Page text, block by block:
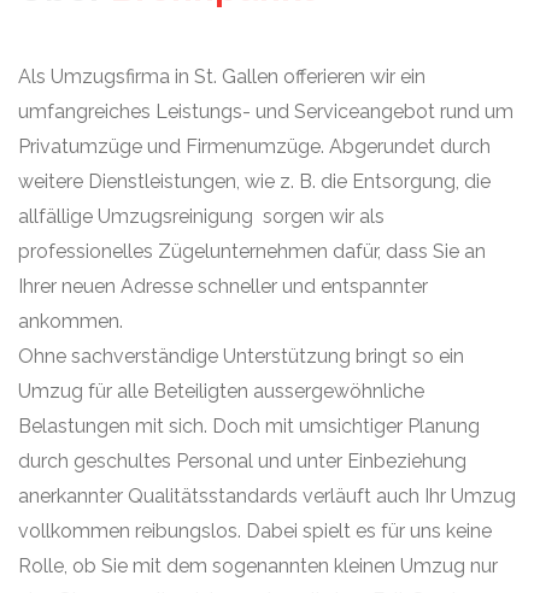
Als Umzugsfirma in St. Gallen offerieren wir ein
umfangreiches Leistungs- und Serviceangebot rund um
Privatumzüge und Firmenumzüge. Abgerundet durch
weitere Dienstleistungen, wie z. B. die Entsorgung, die
allfällige Umzugsreinigung sorgen wir als
professionelles Zügelunternehmen dafür, dass Sie an
Ihrer neuen Adresse schneller und entspannter
ankommen.
Ohne sachverständige Unterstützung bringt so ein
Umzug für alle Beteiligten aussergewöhnliche
Belastungen mit sich. Doch mit umsichtiger Planung
durch geschultes Personal und unter Einbeziehung
anerkannter Qualitätsstandards verläuft auch Ihr Umzug
vollkommen reibungslos. Dabei spielt es für uns keine
Rolle, ob Sie mit dem sogenannten kleinen Umzug nur